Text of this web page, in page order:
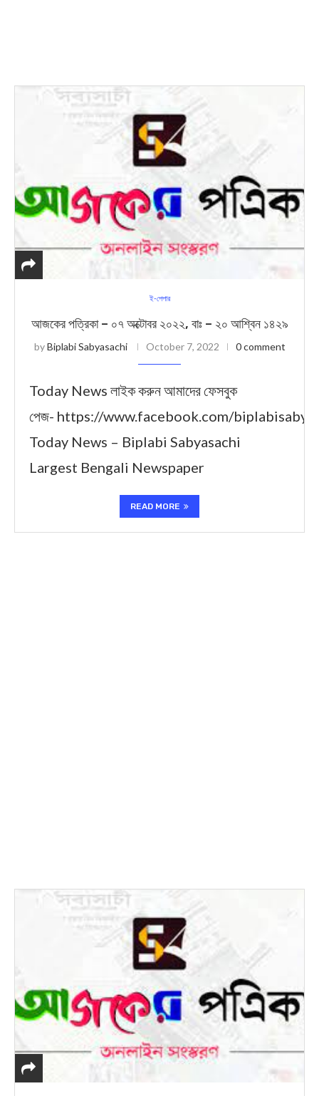
ই-পেপার
আজকের পত্রিকা – ০৭ অক্টোবর ২০২২, বাঃ – ২০ আশ্বিন ১৪২৯
byBiplabi Sabyasachi October 7, 2022 0 comment
Today News লাইক করুন আমাদের ফেসবুক
পেজ- https://www.facebook.com/
Today News – Biplabi Sabyasachi
Largest Bengali Newspaper
READ MORE